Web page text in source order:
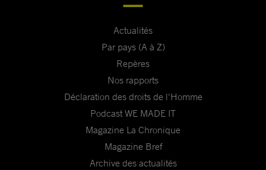
Actualités
Par pays (A à Z)
Repères
Nos rapports
Déclaration des droits de l'Homme
Podcast WE MADE IT
Magazine La Chronique
Magazine Bref
Archive des actualités